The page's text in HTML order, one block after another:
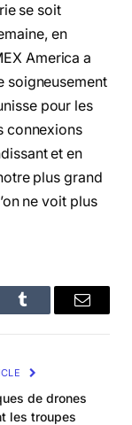
se soit
en
America a
soigneusement
pour les
connexions
et en
plus grand
ne voit plus
Tumblr Email
de drones
les troupes